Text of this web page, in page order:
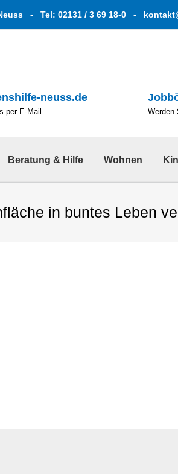
- Tel: 02131 / 3 69 18-0 -
neuss.de
per E-Mail. Werden
Beratung & Hilfe Wohnen
in buntes Leben